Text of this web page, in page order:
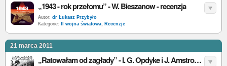
„1943 - rok przełomu” - W. Bieszanow - recenzja
Autor: dr Łukasz Przybyło
Kategorie:
II wojna światowa, Recenzje
21 marca 2011
„Ratowałam od zagłady” - I. G. Opdyke i J. Amstrong - recenzja